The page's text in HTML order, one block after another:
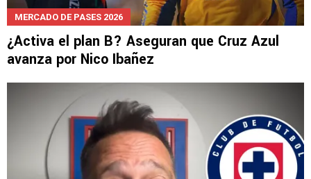
MERCADO DE PASES 2026
¿Activa el plan B? Aseguran que Cruz Azul
avanza por Nico Ibañez